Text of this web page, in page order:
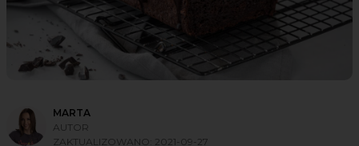
MARTA
AUTOR
ZAKTUALIZOWANO: 2021-09-27